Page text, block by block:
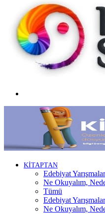
KİTAPTAN
Edebiyat
Ne Okuyalım,
Tümü
Edebiyat
Ne Okuyalım,